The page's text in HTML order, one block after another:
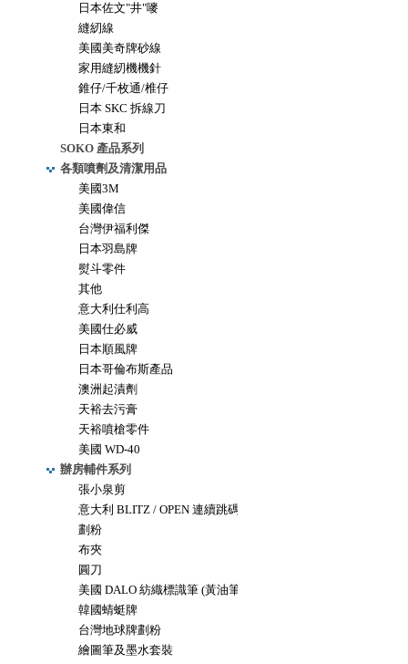
日本佐文"井"嘜
縫紉線
美國美奇牌砂線
家用縫紉機機針
錐仔/千枚通/椎仔
日本 SKC 拆線刀
日本東和
SOKO 產品系列
各類噴劑及清潔用品
美國3M
美國偉信
台灣伊福利傑
日本羽島牌
熨斗零件
其他
意大利仕利高
美國仕必威
日本順風牌
日本哥倫布斯產品
澳洲起漬劑
天裕去污膏
天裕噴槍零件
美國 WD-40
辦房輔件系列
張小泉剪
意大利 BLITZ / OPEN 連續跳碼機
劃粉
布夾
圓刀
美國 DALO 紡織標識筆 (黃油筆)
韓國蜻蜓牌
台灣地球牌劃粉
繪圖筆及墨水套裝